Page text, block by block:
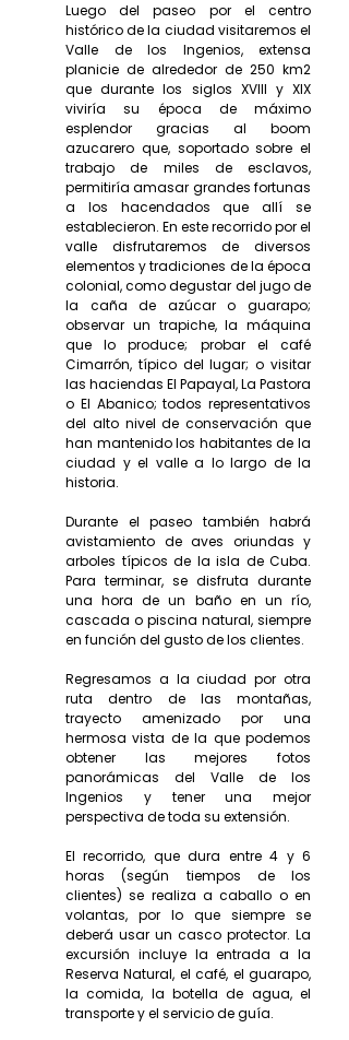
Luego del paseo por el centro
histórico de la ciudad visitaremos el
Valle de los Ingenios, extensa
planicie de alrededor de 250 km2
que durante los siglos XVIII y XIX
viviría su época de máximo
esplendor gracias al boom
azucarero que, soportado sobre el
trabajo de miles de esclavos,
permitiría amasar grandes fortunas
a los hacendados que allí se
establecieron. En este recorrido por el
valle disfrutaremos de diversos
elementos y tradiciones de la época
colonial, como degustar del jugo de
la caña de azúcar o guarapo;
observar un trapiche, la máquina
que lo produce; probar el café
Cimarrón, típico del lugar; o visitar
las haciendas El Papayal, La Pastora
o El Abanico; todos representativos
del alto nivel de conservación que
han mantenido los habitantes de la
ciudad y el valle a lo largo de la
historia.
Durante el paseo también habrá
avistamiento de aves oriundas y
arboles típicos de la isla de Cuba.
Para terminar, se disfruta durante
una hora de un baño en un río,
cascada o piscina natural, siempre
en función del gusto de los clientes.
Regresamos a la ciudad por otra
ruta dentro de las montañas,
trayecto amenizado por una
hermosa vista de la que podemos
obtener las mejores fotos
panorámicas del Valle de los
Ingenios y tener una mejor
perspectiva de toda su extensión.
El recorrido, que dura entre 4 y 6
horas (según tiempos de los
clientes) se realiza a caballo o en
volantas, por lo que siempre se
deberá usar un casco protector. La
excursión incluye la entrada a la
Reserva Natural, el café, el guarapo,
la comida, la botella de agua, el
transporte y el servicio de guía.